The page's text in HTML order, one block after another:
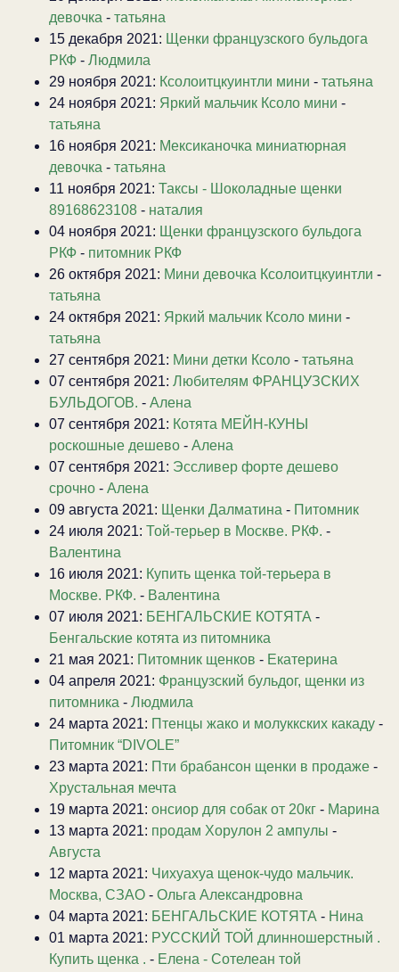
девочка - татьяна
15 декабря 2021: Щенки французского бульдога
РКФ - Людмила
29 ноября 2021: Ксолоитцкуинтли мини - татьяна
24 ноября 2021: Яркий мальчик Ксоло мини -
татьяна
16 ноября 2021: Мексиканочка миниатюрная
девочка - татьяна
11 ноября 2021: Таксы - Шоколадные щенки
89168623108 - наталия
04 ноября 2021: Щенки французского бульдога
РКФ - питомник РКФ
26 октября 2021: Мини девочка Ксолоитцкуинтли -
татьяна
24 октября 2021: Яркий мальчик Ксоло мини -
татьяна
27 сентября 2021: Мини детки Ксоло - татьяна
07 сентября 2021: Любителям ФРАНЦУЗСКИХ
БУЛЬДОГОВ. - Алена
07 сентября 2021: Котята МЕЙН-КУНЫ
роскошные дешево - Алена
07 сентября 2021: Эссливер форте дешево
срочно - Алена
09 августа 2021: Щенки Далматина - Питомник
24 июля 2021: Той-терьер в Москве. РКФ. -
Валентина
16 июля 2021: Купить щенка той-терьера в
Москве. РКФ. - Валентина
07 июля 2021: БЕНГАЛЬСКИЕ КОТЯТА -
Бенгальские котята из питомника
21 мая 2021: Питомник щенков - Екатерина
04 апреля 2021: Французский бульдог, щенки из
питомника - Людмила
24 марта 2021: Птенцы жако и молуккских какаду -
Питомник “DIVOLE”
23 марта 2021: Пти брабансон щенки в продаже -
Хрустальная мечта
19 марта 2021: онсиор для собак от 20кг - Марина
13 марта 2021: продам Хорулон 2 ампулы -
Августа
12 марта 2021: Чихуахуа щенок-чудо мальчик.
Москва, СЗАО - Ольга Александровна
04 марта 2021: БЕНГАЛЬСКИЕ КОТЯТА - Нина
01 марта 2021: РУССКИЙ ТОЙ длинношерстный .
Купить щенка . - Елена - Сотелеан той